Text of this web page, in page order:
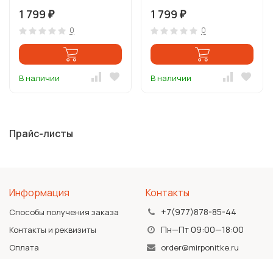
1 799 ₽
0
В наличии
1 799 ₽
0
В наличии
Прайс-листы
Информация
Способы получения заказа
Контакты и реквизиты
Оплата
Контакты
+7(977)878-85-44
Пн—Пт 09:00—18:00
order@mirponitke.ru